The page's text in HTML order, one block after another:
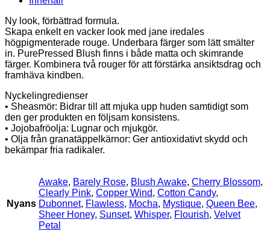
Ny look, förbättrad formula.
Skapa enkelt en vacker look med jane iredales
högpigmenterade rouge. Underbara färger som lätt smälter
in. PurePressed Blush finns i både matta och skimrande
färger. Kombinera två rouger för att förstärka ansiktsdrag och
framhäva kindben.
Nyckelingredienser
• Sheasmör: Bidrar till att mjuka upp huden samtidigt som
den ger produkten en följsam konsistens.
• Jojobafröolja: Lugnar och mjukgör.
• Olja från granatäppelkärnor: Ger antioxidativt skydd och
bekämpar fria radikaler.
Nyans
Awake, Barely Rose, Blush Awake, Cherry Blossom,
Clearly Pink, Copper Wind, Cotton Candy,
Dubonnet, Flawless, Mocha, Mystique, Queen Bee,
Sheer Honey, Sunset, Whisper, Flourish, Velvet
Petal